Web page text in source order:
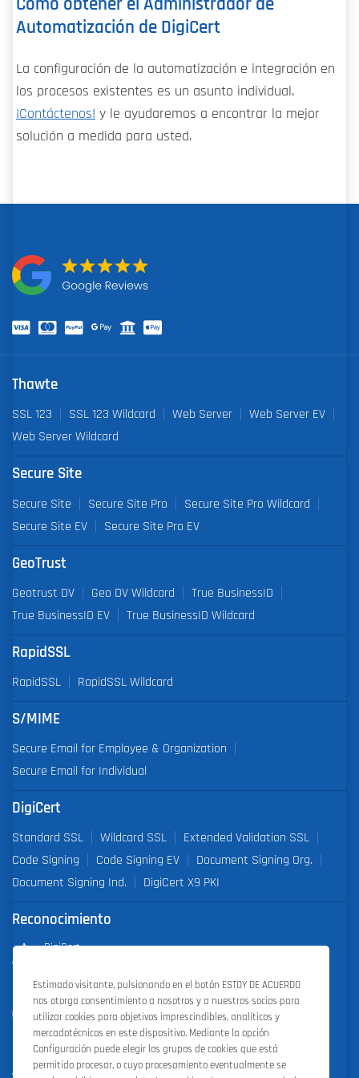
Cómo obtener el Administrador de
Automatización de DigiCert
La configuración de la automatización e integración en
los procesos existentes es un asunto individual.
¡Contáctenos! y le ayudaremos a encontrar la mejor
solución a medida para usted.
Thawte
SSL 123 SSL 123 Wildcard Web Server
Web Server EV
Web Server Wildcard
Secure Site
Secure Site Secure Site Pro
Secure Site Pro Wildcard
Secure Site EV
Secure Site Pro EV
GeoTrust
Geotrust DV Geo DV Wildcard
True BusinessID
True BusinessID EV
True BusinessID Wildcard
RapidSSL
RapidSSL RapidSSL Wildcard
S/MIME
Secure Email for Employee & Organization
Secure Email for Individual
DigiCert
Standard SSL Wildcard SSL
Extended Validation SSL
Code Signing
Code Signing EV
Document Signing Org.
Document Signing Ind.
DigiCert X9 PKI
Reconocimiento
DigiCert
Outstanding Sales Performance Award 2018, 2019, 2020, 2021,
2022
Estimado visitante, pulsionando en el botón ESTOY DE ACUERDO
nos otorga consentimiento a nosotros y a nuestros socios para
utilizar cookies para objetivos imprescindibles, analíticos y
mercadotécnicos en este dispositivo. Mediante la opción
Configuración puede elegir los grupos de cookies que está
permitido procesar, o cuyo procesamiento eventualmente se